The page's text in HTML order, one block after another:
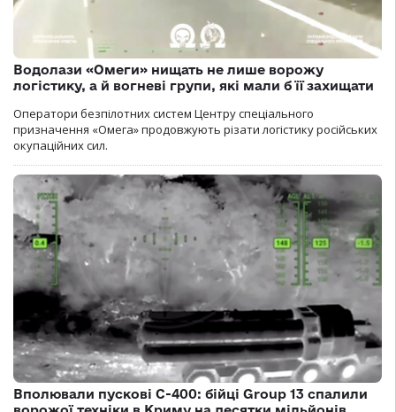
Водолази «Омеги» нищать не лише ворожу
логістику, а й вогневі групи, які мали б її захищати
Оператори безпілотних систем Центру спеціального
призначення «Омега» продовжують різати логістику російських
окупаційних сил.
Вполювали пускові С-400: бійці Group 13 спалили